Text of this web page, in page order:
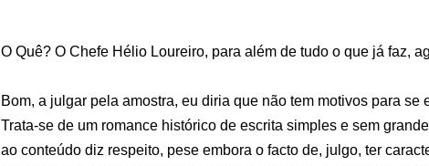
O Quê? O Chefe Hélio Loureiro, para além de tudo o que já faz,
Bom, a julgar pela amostra, eu diria que não tem motivos para se
Trata-se de um romance histórico de escrita simples e sem
ao conteúdo diz respeito, pese embora o facto de, julgo, ter